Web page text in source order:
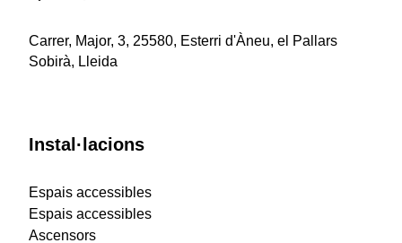
Carrer, Major, 3, 25580, Esterri d'Àneu, el Pallars
Sobirà, Lleida
Instal·lacions
Espais accessibles
Espais accessibles
Ascensors